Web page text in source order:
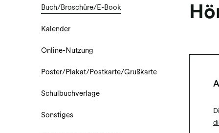
Buch/Broschüre/E-Book
Kalender
Online-Nutzung
Poster/Plakat/Postkarte/Grußkarte
Schulbuchverlage
Sonstiges